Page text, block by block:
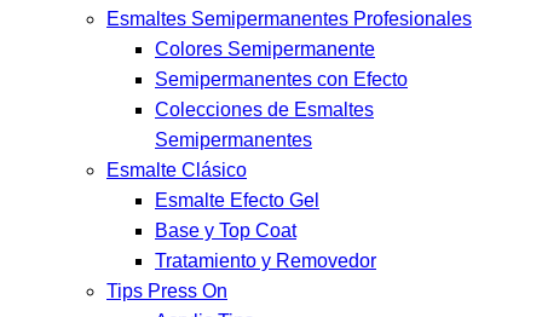
Esmaltes Semipermanentes Profesionales
Colores Semipermanente
Semipermanentes con Efecto
Colecciones de Esmaltes
Semipermanentes
Esmalte Clásico
Esmalte Efecto Gel
Base y Top Coat
Tratamiento y Removedor
Tips Press On